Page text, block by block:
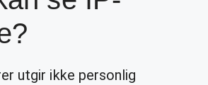
utgir ikke personlig